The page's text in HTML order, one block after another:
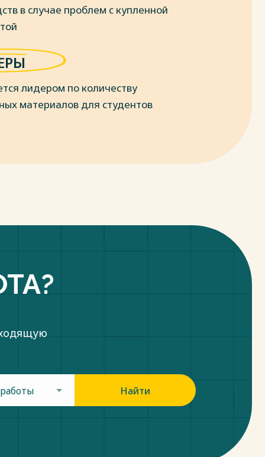
в случае проблем с купленной
лидером по количеству
материалов для студентов
Найти